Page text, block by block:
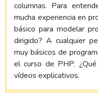
columnas. Para
mucha experiencia en
básico para modelar
dirigido? A cualquier
muy básicos de
el curso de PHP.
vídeos explicativos.